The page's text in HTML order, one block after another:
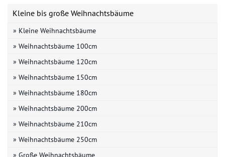
Kleine bis große Weihnachtsbäume
» Kleine Weihnachtsbäume
» Weihnachtsbäume 100cm
» Weihnachtsbäume 120cm
» Weihnachtsbäume 150cm
» Weihnachtsbäume 180cm
» Weihnachtsbäume 200cm
» Weihnachtsbäume 210cm
» Weihnachtsbäume 250cm
» Große Weihnachtsbäume